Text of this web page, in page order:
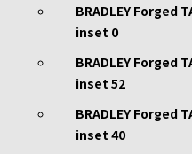
BRADLEY Forged
inset 0
BRADLEY Forged
inset 52
BRADLEY Forged
inset 40